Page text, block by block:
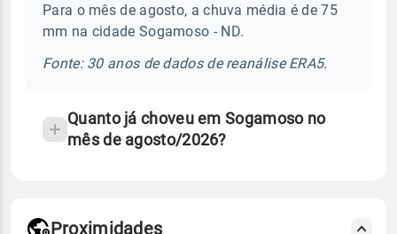
sobre
chuva
Para o mês de agosto, a chuva média é de 75
mm na cidade Sogamoso - ND.
Fonte: 30 anos de dados de reanálise ERA5.
Quanto já choveu em Sogamoso no
mês de agosto/2026?
Proximidades